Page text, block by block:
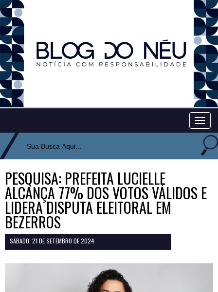
PESQUISA: PREFEITA LUCIELLE
ALCANÇA 77% DOS VOTOS VÁLIDOS E
LIDERA DISPUTA ELEITORAL EM
BEZERROS
SÁBADO, 21 DE SETEMBRO DE 2024